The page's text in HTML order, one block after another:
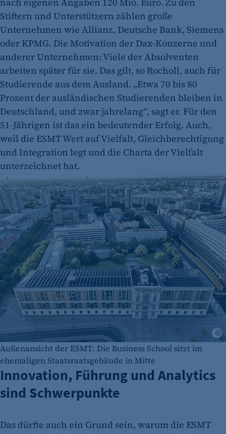
Stiftern und Unterstützern zählen große
Unternehmen wie Allianz, Deutsche Bank, Siemens
oder KPMG. Die Motivation der Dax-Konzerne und
anderer Unternehmen: Viele der Absolventen
arbeiten später für sie. Das gilt, so Rocholl, auch für
Studierende aus dem Ausland. „Etwa 70 bis 80
Prozent der ausländischen Studierenden bleiben in
Deutschland, und zwar jahrelang“, sagt er. Für den
51-Jährigen ist das ein bedeutender Erfolg. Auch,
weil die ESMT Wert auf Vielfalt, Gleichberechtigung
und Integration legt und die Charta der Vielfalt
unterzeichnet hat.
Außenansicht der ESMT: Die Business School sitzt im
ehemaligen Staatsraatsgebäude in Mitte
Innovation, Führung und Analytics
sind Schwerpunkte
Das dürfte auch ein Grund sein, warum die ESMT